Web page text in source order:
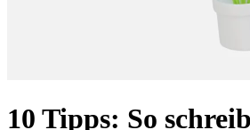
10 Tipps: So